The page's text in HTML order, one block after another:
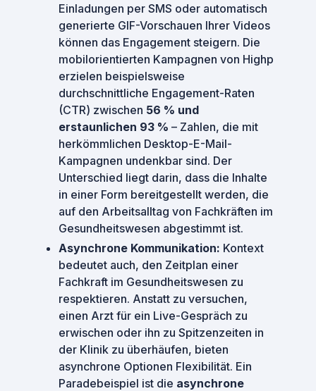
Einladungen per SMS oder automatisch
generierte GIF-Vorschauen Ihrer Videos
können das Engagement steigern. Die
mobilorientierten Kampagnen von Highp
erzielen beispielsweise
durchschnittliche Engagement-Raten
(CTR) zwischen 56 % und
erstaunlichen 93 % – Zahlen, die mit
herkömmlichen Desktop-E-Mail-
Kampagnen undenkbar sind. Der
Unterschied liegt darin, dass die Inhalte
in einer Form bereitgestellt werden, die
auf den Arbeitsalltag von Fachkräften im
Gesundheitswesen abgestimmt ist.
Asynchrone Kommunikation: Kontext
bedeutet auch, den Zeitplan einer
Fachkraft im Gesundheitswesen zu
respektieren. Anstatt zu versuchen,
einen Arzt für ein Live-Gespräch zu
erwischen oder ihn zu Spitzenzeiten in
der Klinik zu überhäufen, bieten
asynchrone Optionen Flexibilität. Ein
Paradebeispiel ist die asynchrone